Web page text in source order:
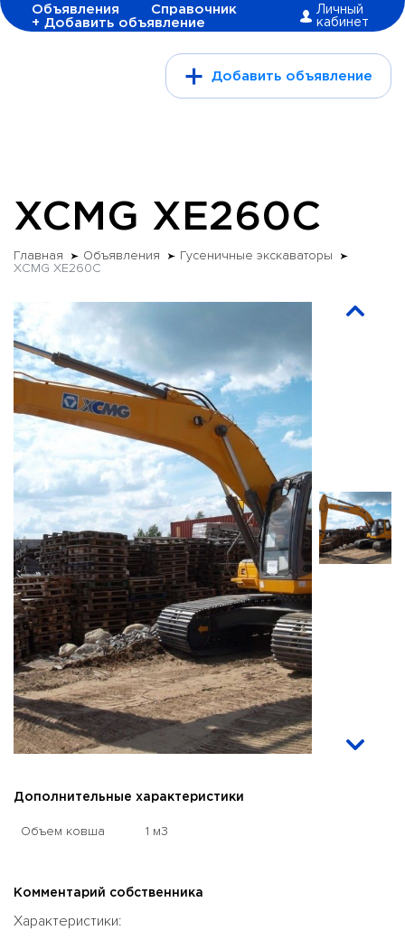
Объявления
Справочник
+ Добавить объявление
Личный
кабинет
Добавить объявление
XCMG XE260C
Главная Объявления
Гусеничные экскаваторы
XCMG XE260C
Дополнительные характеристики
Объем ковша 1 м3
Комментарий собственника
Характеристики: